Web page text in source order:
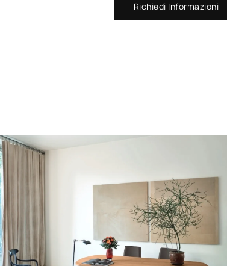
Richiedi Informazioni